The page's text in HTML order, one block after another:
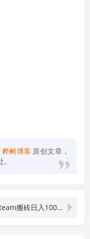
桦树博客 原创文章，
steam搬砖日入1000+核心玩法，副业的不二之选，收益已经十分稳定